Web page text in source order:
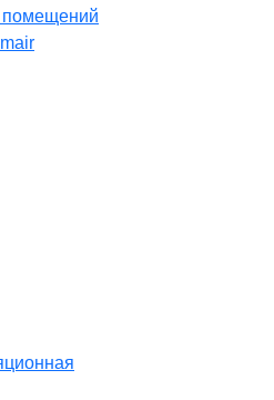
помещений